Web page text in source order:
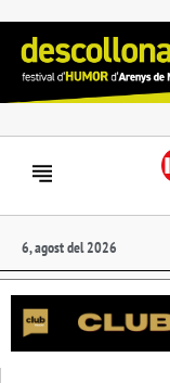
6, agost del 2026